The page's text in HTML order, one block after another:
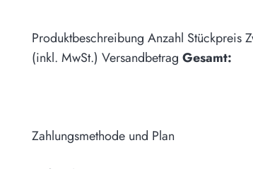
Produktbeschreibung Anzahl Stückpreis
(inkl. MwSt.) Versandbetrag Gesamt:
Zahlungsmethode und Plan